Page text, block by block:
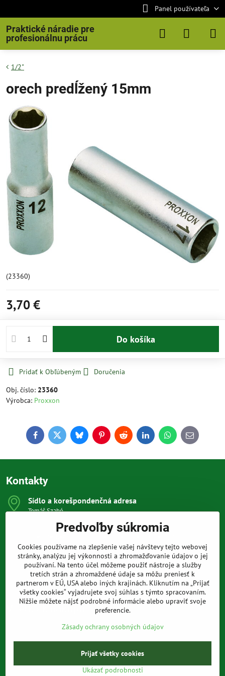
Panel používateľa
Praktické náradie pre
profesionálnu prácu
1/2"
orech predĺžený 15mm
(23360)
3,70 €
Do košíka
Pridať k Obľúbeným
Doručenia
Obj. číslo: 23360
Výrobca: Proxxon
FacebookTwitterBlueskyPinterestReddit LinkedInWhatsApp
E-
mail
Kontakty
Sídlo a korešpondenčná adresa
Tomáš Szabó
851 03 Bratislava
Sme internetový obchod, nemáme kamennú predajňu.
0903 709 305
(08:00 - 20:00 vrátane víkendov a sviatkov)
info​@prakticke-naradie​.sk
Všetko k nákupu
©2026Copyright
Predvoľby súkromiaZásady ochrany osobných údajov
Predvoľby súkromia
Cookies používame na zlepšenie vašej návštevy tejto webovej
stránky, analýzu jej výkonnosti a zhromažďovanie údajov o jej
používaní. Na tento účel môžeme použiť nástroje a služby
tretích strán a zhromaždené údaje sa môžu preniesť k
partnerom v EÚ, USA alebo iných krajinách. Kliknutím na „Prijať
všetky cookies“ vyjadrujete svoj súhlas s týmto spracovaním.
Nižšie môžete nájsť podrobné informácie alebo upraviť svoje
preferencie.
Zásady ochrany osobných údajov
Ukázať podrobnosti
Prijať všetky cookies